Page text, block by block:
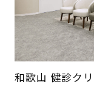
和歌山 健診ク